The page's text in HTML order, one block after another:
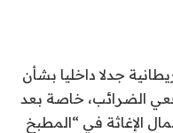
جدلا داخليا بشأن
الضرائب، خاصة بعد
الإغاثة في “المطبخ